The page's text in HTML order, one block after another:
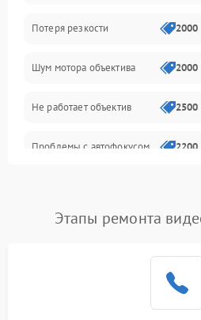
Аудио
Потеря резкости 2000
Шум мотора объектива 2000
Не работает объектив 2500
Проблемы с автофокусом 2200
2200 ₽
Этапы ремонта